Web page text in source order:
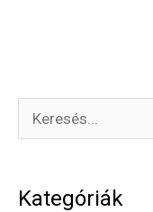
Kategóriák